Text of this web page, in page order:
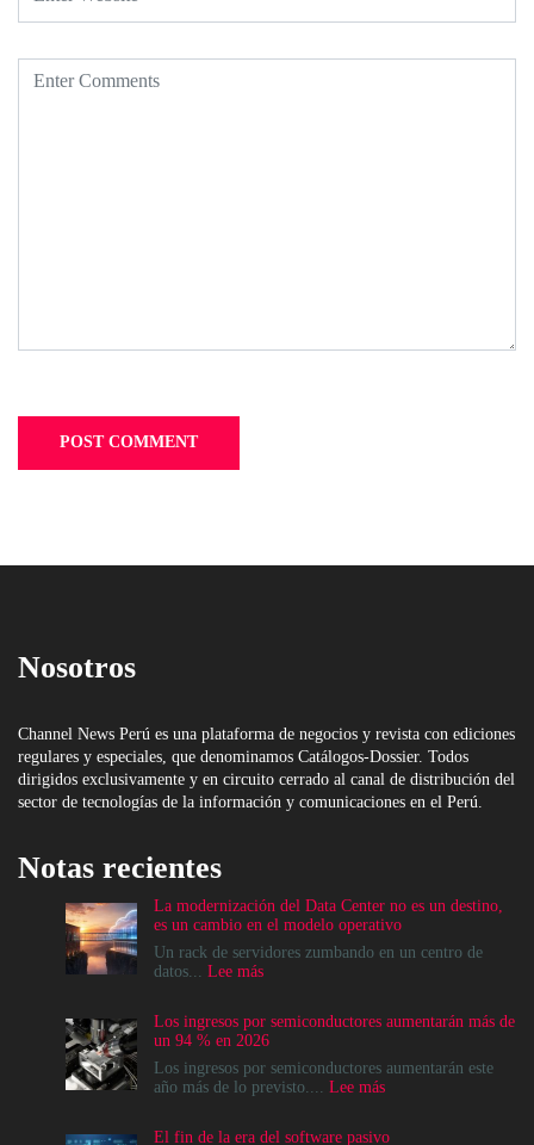
Nosotros
Channel News Perú es una plataforma de negocios y revista con ediciones
regulares y especiales, que denominamos Catálogos-Dossier. Todos
dirigidos exclusivamente y en circuito cerrado al canal de distribución del
sector de tecnologías de la información y comunicaciones en el Perú.
Notas recientes
La modernización del Data Center no es un destino,
es un cambio en el modelo operativo
Un rack de servidores zumbando en un centro de
datos... Lee más:
del
Data
Center
no
Los ingresos por semiconductores aumentarán más de
un 94 % en 2026
Los ingresos por semiconductores aumentarán este
año más de lo previsto.... Lee más:
El fin de la era del software pasivo